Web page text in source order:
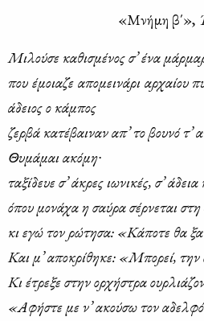
«Μνή­μη β΄»,
Μι­λού­σε κα­θι­σμέ­νος σ’ ένα
που έμοια­ζε απο­μει­νά­ρι αρ­χαί­ου
άδειος ο κά­μπος
ζερ­βά κα­τέ­βαι­ναν απ’ το βου­νό τ’
Θυ­μά­μαι ακό­μη∙
τα­ξί­δευε σ’ άκρες ιω­νι­κές, σ’
όπου μο­νά­χα η σαύ­ρα σέρ­νε­ται
κι εγώ τον ρώ­τη­σα: «Κά­πο­τε θα
Και μ’ απο­κρί­θη­κε: «Μπο­ρεί,
Κι έτρε­ξε στην ορ­χή­στρα
«Αφή­στε με ν’ ακού­σω τον